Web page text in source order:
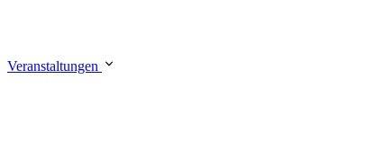
Veranstaltungen